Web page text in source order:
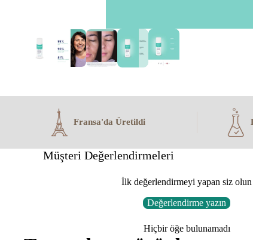
Fransa'da Üretildi
Müşteri Değerlendirmeleri
İlk değerlendirmeyi yapan siz olun
Değerlendirme yazın
Hiçbir öğe bulunamadı